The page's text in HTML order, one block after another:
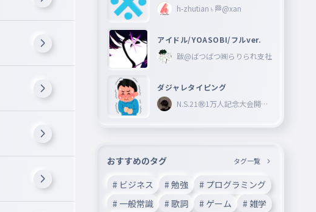
h-zhutian♄🏁@xan
アイドル/YOASOBI/フルver.
跋@ばつばつ㈱らりられ支社
ダジャレタイピング
N.S.21㊗︎1万人記念大会開催
おすすめのタグ タグ一覧
# ビジネス # 勉強
# プログラミング
# 一般常識
# 歌詞 # ゲーム
# 雑学